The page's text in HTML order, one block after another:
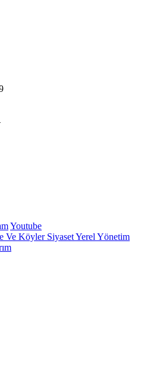
Youtube
Ve KöylerSiyasetYerel Yönetim